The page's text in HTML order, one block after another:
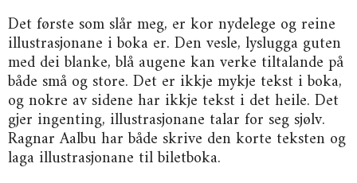
Det første som slår meg, er kor nydelege og reine
illustrasjonane i boka er. Den vesle, lyslugga guten
med dei blanke, blå augene kan verke tiltalande på
både små og store. Det er ikkje mykje tekst i boka,
og nokre av sidene har ikkje tekst i det heile. Det
gjer ingenting, illustrasjonane talar for seg sjølv.
Ragnar Aalbu har både skrive den korte teksten og
laga illustrasjonane til biletboka.